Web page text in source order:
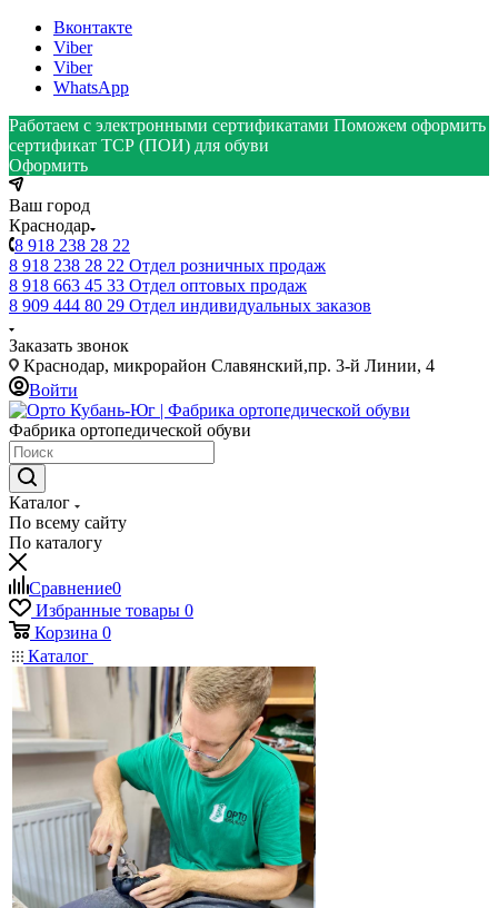
Вконтакте
Viber
Viber
WhatsApp
Работаем с электронными сертификатами Поможем оформить
сертификат ТСР (ПОИ) для обуви
Оформить
Ваш город
Краснодар
8 918 238 28 22
8 918 238 28 22 Отдел розничных продаж
8 918 663 45 33 Отдел оптовых продаж
8 909 444 80 29 Отдел индивидуальных заказов
Заказать звонок
Краснодар, микрорайон Славянский,пр. 3-й Линии, 4
Войти
Фабрика ортопедической обуви
Каталог
По всему сайту
По каталогу
Сравнение0
Избранные товары 0
Корзина 0
Каталог